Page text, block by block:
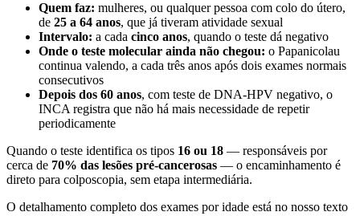
Quem faz: mulheres, ou qualquer pessoa com colo do útero,
de 25 a 64 anos, que já tiveram atividade sexual
Intervalo: a cada cinco anos, quando o teste dá negativo
Onde o teste molecular ainda não chegou: o Papanicolau
continua valendo, a cada três anos após dois exames normais
consecutivos
Depois dos 60 anos, com teste de DNA-HPV negativo, o
INCA registra que não há mais necessidade de repetir
periodicamente
Quando o teste identifica os tipos 16 ou 18 — responsáveis por
cerca de 70% das lesões pré-cancerosas — o encaminhamento é
direto para colposcopia, sem etapa intermediária.
O detalhamento completo dos exames por idade está no nosso texto